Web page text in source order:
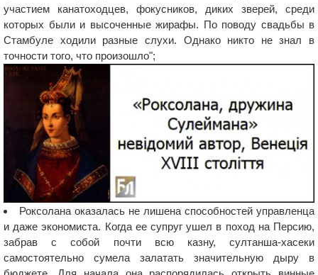
участием канатоходцев, фокусников, диких зверей, среди
которых были и высоченные жирафы. По поводу свадьбы в
Стамбуле ходили разные слухи. Однако никто не знал в
точности того, что произошло";
Роксолана оказалась не лишена способностей управленца
и даже экономиста. Когда ее супруг ушел в поход на Персию,
забрав с собой почти всю казну, султанша-хасеки
самостоятельно сумела залатать значительную дыру в